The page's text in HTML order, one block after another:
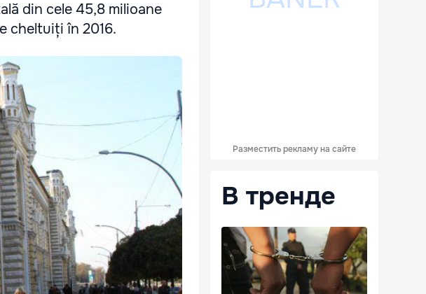
din cele 45,8 milioane
cheltuiți în 2016.
Разместить рекламу на сайте
В тренде